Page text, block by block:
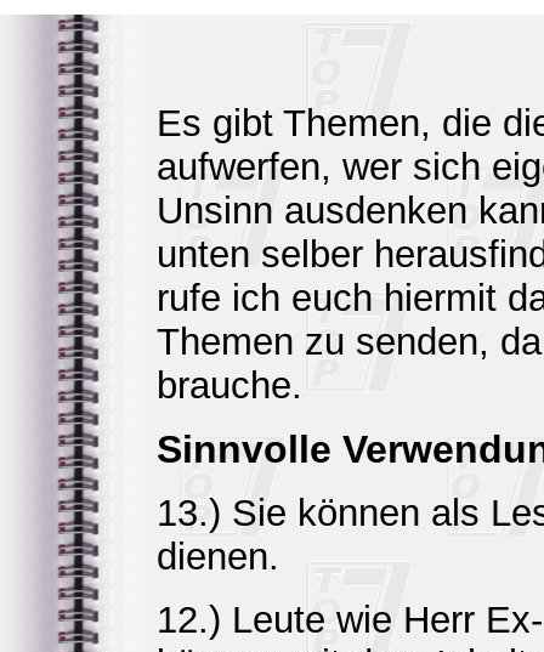
Es gibt Themen, die
aufwerfen, wer sich
Unsinn ausdenken
unten selber
rufe ich euch hiermit
Themen zu senden,
brauche.
Sinnvolle
13.) Sie können als
dienen.
12.) Leute wie Herr